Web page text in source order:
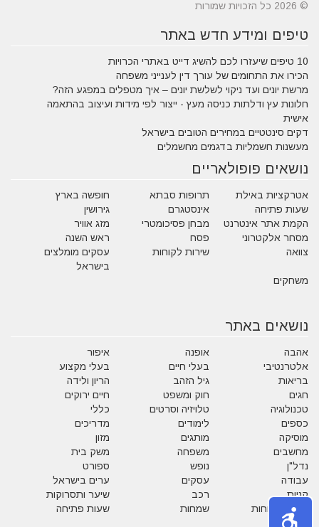
© 2026 כל הזכויות שמורות
טיפים ומידע חדש באתר
10 טיפים שיעזרו לכם להשיג דייט באתרי הכרויות
הכירו את התחומים של עורך דין לענייני משפחה
מרשת יונים ועד ניקוי לשלשת יונים – איך מטפלים במפגע הזה?
חלונות עץ ודלתות כניסה מעץ - ייצור לפי מידות ועיצוב בהתאמה
אישית
דקים סינטטיים במחירים הטובים בישראל
מעשנות חשמליות בדגמים מחשמלים
נושאים פופולאריים
אטרקציות באילת תרופות סבתא
חופשה בארץ
שעות פתיחה
אינסטגרם
גירושין
הקמת אתר אינטרנט
מבחן פסיכומטרי
מזג אוויר
מסחר אלקטרוני
פסח
ראש השנה
צוואה
שירות לקוחות
עסקים מומלצים
בישראל
משחקים
נושאים באתר
אהבה אופנה
איפור
אלטרנטיבי
בעלי חיים
בעלי מקצוע
בריאות
גיל הזהב
הריון ולידה
חגים
חוק ומשפט
חיים ירוקים
טכנולוגיה
טלויזיה וסרטים
כללי
כספים
לימודים
מדריכים
מוסיקה
מותגים
מזון
מחשבים
משפחה
משק בית
נדל"ן
נופש
ספורט
עבודה
עסקים
ערים בישראל
קניות
רכב
שיער ותסרוקות
שירות לקוחות
שמחות
שעות פתיחה
תזונה